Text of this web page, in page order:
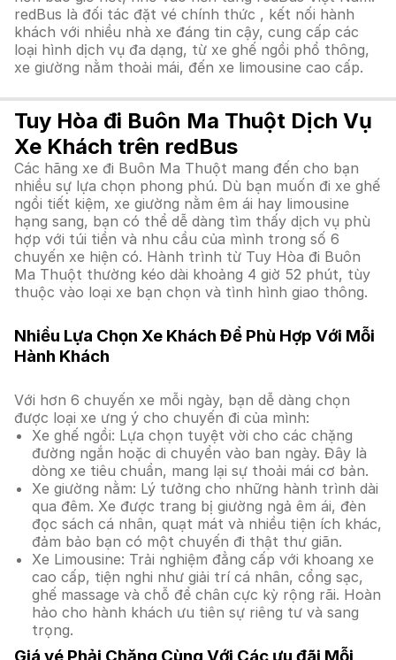
redBus là đối tác đặt vé chính thức , kết nối hành
khách với nhiều nhà xe đáng tin cậy, cung cấp các
loại hình dịch vụ đa dạng, từ xe ghế ngồi phổ thông,
xe giường nằm thoải mái, đến xe limousine cao cấp.
Tuy Hòa đi Buôn Ma Thuột Dịch Vụ
Xe Khách trên redBus
Các hãng xe đi Buôn Ma Thuột mang đến cho bạn
nhiều sự lựa chọn phong phú. Dù bạn muốn đi xe ghế
ngồi tiết kiệm, xe giường nằm êm ái hay limousine
hạng sang, bạn có thể dễ dàng tìm thấy dịch vụ phù
hợp với túi tiền và nhu cầu của mình trong số 6
chuyến xe hiện có. Hành trình từ Tuy Hòa đi Buôn
Ma Thuột thường kéo dài khoảng 4 giờ 52 phút, tùy
thuộc vào loại xe bạn chọn và tình hình giao thông.
Nhiều Lựa Chọn Xe Khách Để Phù Hợp Với Mỗi
Hành Khách
Với hơn 6 chuyến xe mỗi ngày, bạn dễ dàng chọn
được loại xe ưng ý cho chuyến đi của mình:
Xe ghế ngồi: Lựa chọn tuyệt vời cho các chặng
đường ngắn hoặc di chuyển vào ban ngày. Đây là
dòng xe tiêu chuẩn, mang lại sự thoải mái cơ bản.
Xe giường nằm: Lý tưởng cho những hành trình dài
qua đêm. Xe được trang bị giường ngả êm ái, đèn
đọc sách cá nhân, quạt mát và nhiều tiện ích khác,
đảm bảo bạn có một chuyến đi thật thư giãn.
Xe Limousine: Trải nghiệm đẳng cấp với khoang xe
cao cấp, tiện nghi như giải trí cá nhân, cổng sạc,
ghế massage và chỗ để chân cực kỳ rộng rãi. Hoàn
hảo cho hành khách ưu tiên sự riêng tư và sang
trọng.